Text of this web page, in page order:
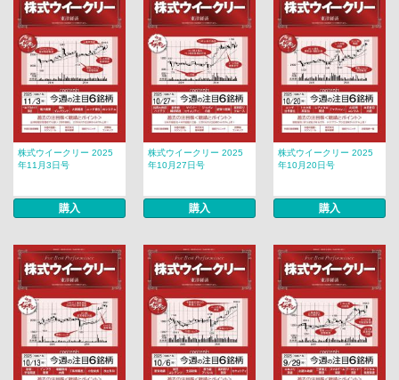
株式ウイークリー 2025
年11月3日号
購入
株式ウイークリー 2025
年10月27日号
購入
株式ウイークリー 2025
年10月20日号
購入